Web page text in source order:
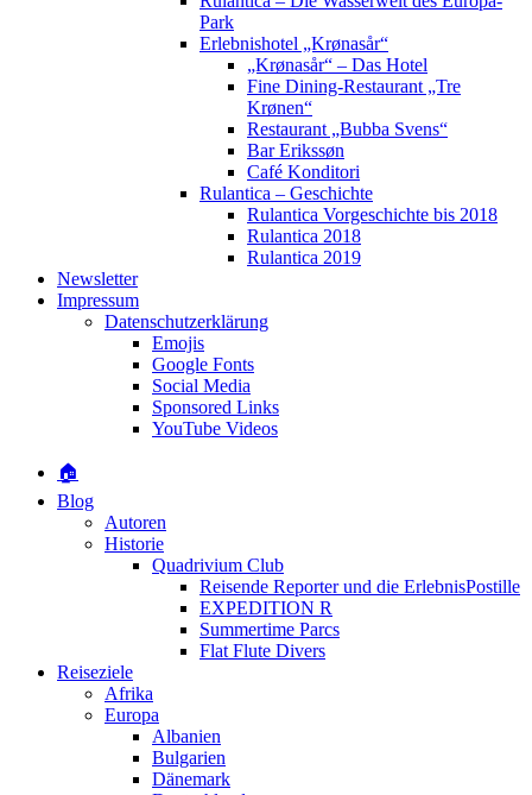
Park
Erlebnishotel „Krønasår“
„Krønasår“ – Das Hotel
Fine Dining-Restaurant „Tre
Krønen“
Restaurant „Bubba Svens“
Bar Erikssøn
Café Konditori
Rulantica – Geschichte
Rulantica Vorgeschichte bis 2018
Rulantica 2018
Rulantica 2019
Newsletter
Impressum
Datenschutzerklärung
Emojis
Google Fonts
Social Media
Sponsored Links
YouTube Videos
🏠
Blog
Autoren
Historie
Quadrivium Club
Reisende Reporter und die ErlebnisPostille
EXPEDITION R
Summertime Parcs
Flat Flute Divers
Reiseziele
Afrika
Europa
Albanien
Bulgarien
Dänemark